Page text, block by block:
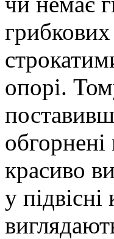
опорі.
красиво
у